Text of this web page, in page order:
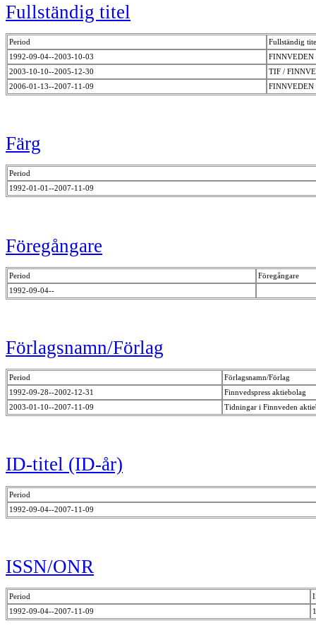
Fullständig titel
Period
Fullständig
1992-09-04--2003-10-03
2003-10-10--2005-12-30
TIF /
2006-01-13--2007-11-09
Färg
Period
1992-01-01--2007-11-09
Föregångare
Period
Föregångare
1992-09-04--
Förlagsnamn/Förlag
Period
Förlagsnamn/Förlag
1992-09-28--2002-12-31
Finnvedspress aktiebolag
2003-01-10--2007-11-09
Tidningar i Finnveden
ID-titel (ID-år)
Period
1992-09-04--2007-11-09
ISSN/ONR
Period
1992-09-04--2007-11-09